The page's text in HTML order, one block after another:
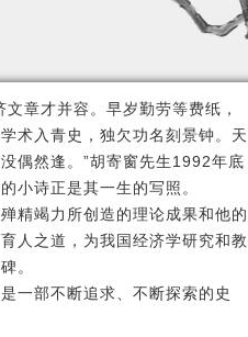
章才并容。早岁勤劳等费纸，
术入青史，独欠功名刻景钟。天
偶然逢。”胡寄窗先生1992年底
小诗正是其一生的写照。
精竭力所创造的理论成果和他的
人之道，为我国经济学研究和教
。
一部不断追求、不断探索的史